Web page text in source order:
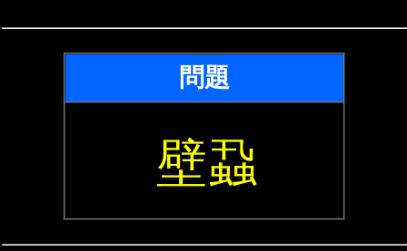
問題
壁蝨